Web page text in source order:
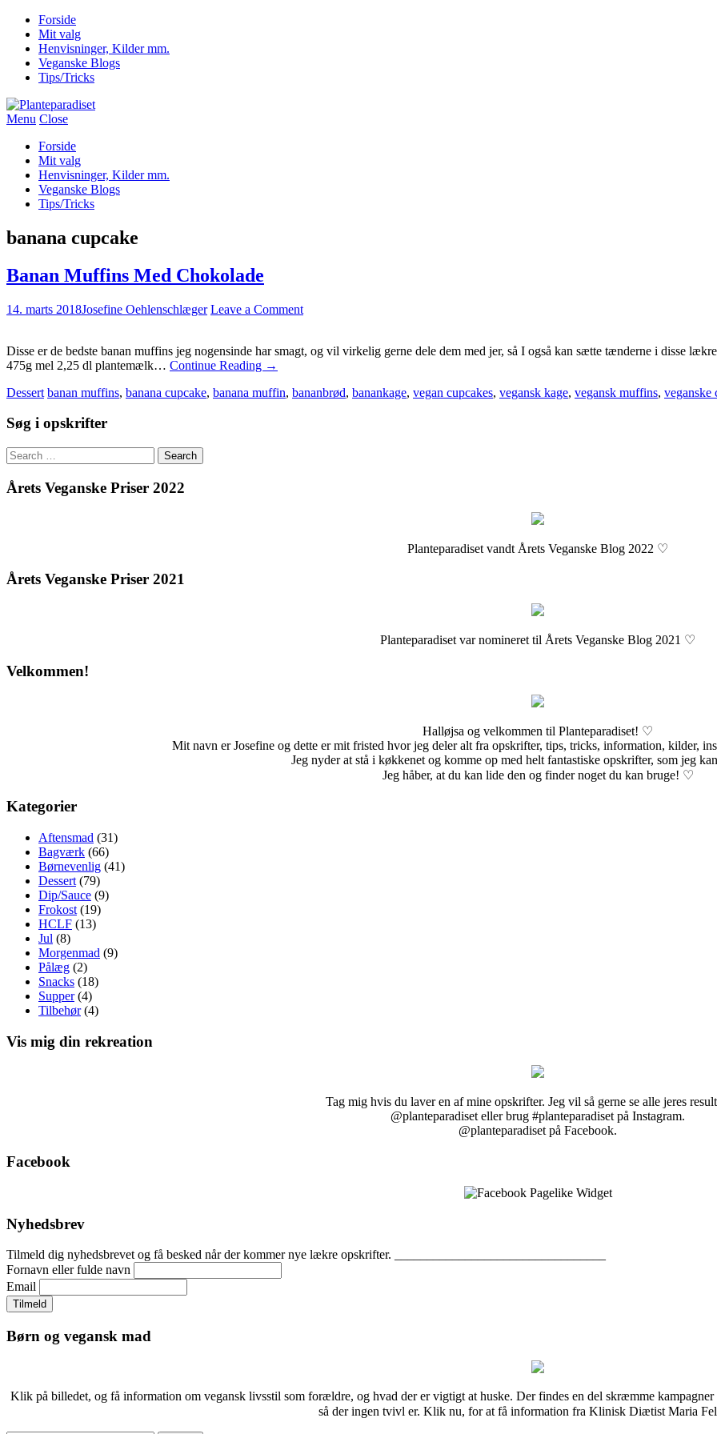
Forside
Mit valg
Henvisninger, Kilder mm.
Veganske Blogs
Tips/Tricks
Menu Close
Forside
Mit valg
Henvisninger, Kilder mm.
Veganske Blogs
Tips/Tricks
banana cupcake
Banan Muffins Med Chokolade
14. marts 2018Josefine Oehlenschlæger Leave a Comment
Disse er de bedste banan muffins jeg nogensinde har smagt, og vil virkelig gerne dele dem med jer, så I også kan sætte tænderne i disse
475g mel 2,25 dl plantemælk… Continue Reading →
Dessert banan muffins, banana cupcake, banana muffin, bananbrød, banankage, vegan cupcakes, vegansk kage, vegansk muffins, veganske
Søg i opskrifter
Search
for:
Årets Veganske Priser 2022
Planteparadiset vandt Årets Veganske Blog 2022 ♡
Årets Veganske Priser 2021
Planteparadiset var nomineret til Årets Veganske Blog 2021 ♡
Velkommen!
Halløjsa og velkommen til Planteparadiset! ♡
Mit navn er Josefine og dette er mit fristed hvor jeg deler alt fra opskrifter, tips, tricks, information, kilder,
Jeg nyder at stå i køkkenet og komme op med helt fantastiske opskrifter, som jeg
Jeg håber, at du kan lide den og finder noget du kan bruge! ♡
Kategorier
Aftensmad (31)
Bagværk (66)
Børnevenlig (41)
Dessert (79)
Dip/Sauce (9)
Frokost (19)
HCLF (13)
Jul (8)
Morgenmad (9)
Pålæg (2)
Snacks (18)
Supper(4)
Tilbehør(4)
Vis mig din rekreation
Tag mig hvis du laver en af mine opskrifter. Jeg vil så gerne se alle jeres
@planteparadiset eller brug #planteparadiset på Instagram.
@planteparadiset på Facebook.
Facebook
Nyhedsbrev
Tilmeld dig nyhedsbrevet og få besked når der kommer nye lækre opskrifter. _________________________________
Fornavn eller fulde navn
Email
Børn og vegansk mad
Klik på billedet, og få information om vegansk livsstil som forældre, og hvad der er vigtigt at huske. Der findes en del skræmme
så der ingen tvivl er. Klik nu, for at få information fra Klinisk Diætist Maria